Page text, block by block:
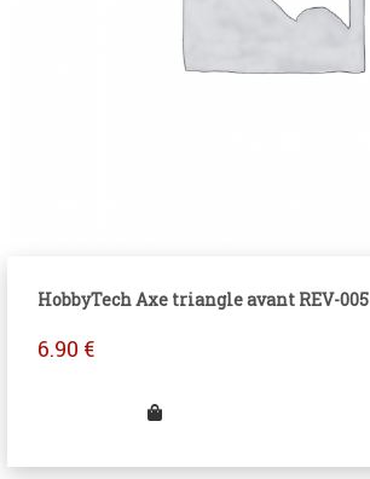
HobbyTech Axe triangle avant REV-005
6.90 €